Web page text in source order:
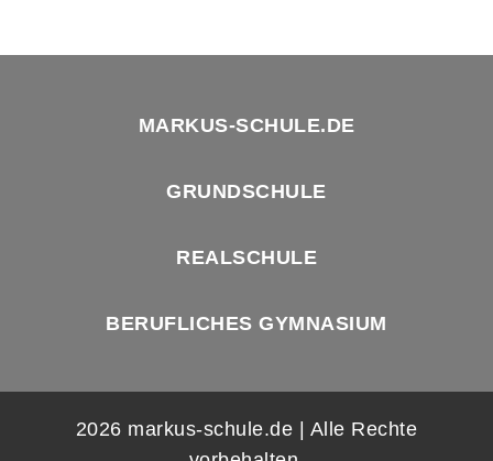
MARKUS-SCHULE.DE
GRUNDSCHULE
REALSCHULE
BERUFLICHES GYMNASIUM
2026 markus-schule.de | Alle Rechte